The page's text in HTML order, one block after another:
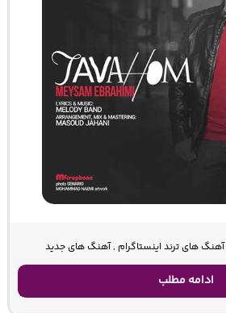
آهنگ های ترند اینستاگرام , آهنگ های جدید
ادامه مطلب